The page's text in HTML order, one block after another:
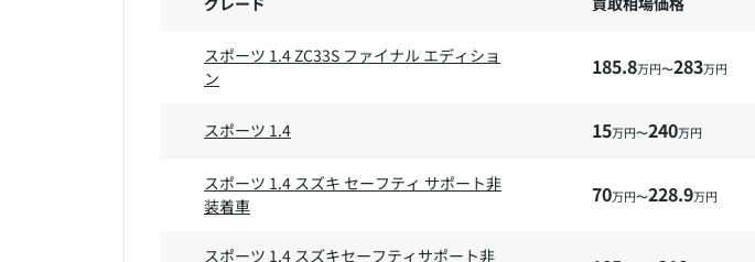
スポーツ 1.4 ZC33S ファイナル エディショ
ン
185.8万円〜283万円
スポーツ 1.4 15万円〜240万円
スポーツ 1.4 スズキ セーフティ サポート非
装着車
70万円〜228.9万円
スポーツ 1.4 スズキセーフティサポート非